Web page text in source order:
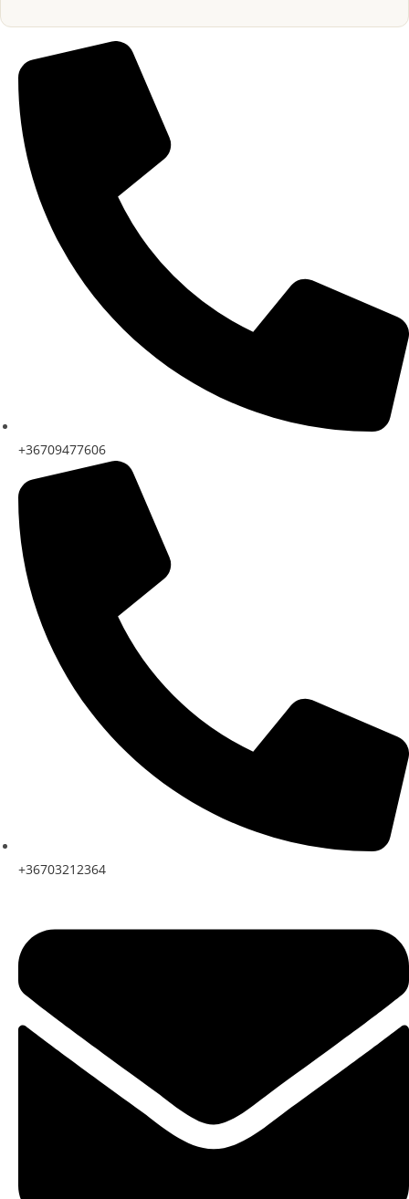
+36709477606
+36703212364